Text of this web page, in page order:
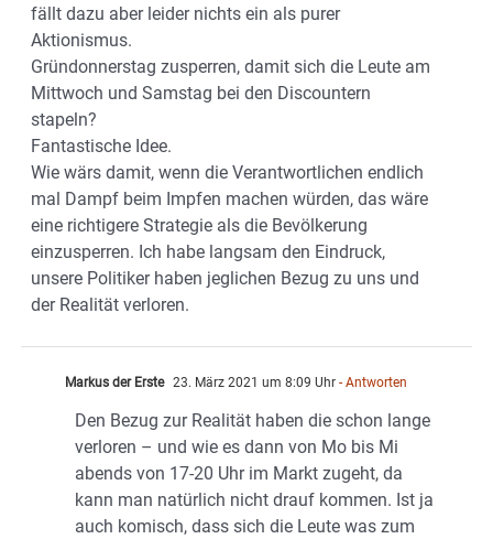
fällt dazu aber leider nichts ein als purer
Aktionismus.
Gründonnerstag zusperren, damit sich die Leute am
Mittwoch und Samstag bei den Discountern
stapeln?
Fantastische Idee.
Wie wärs damit, wenn die Verantwortlichen endlich
mal Dampf beim Impfen machen würden, das wäre
eine richtigere Strategie als die Bevölkerung
einzusperren. Ich habe langsam den Eindruck,
unsere Politiker haben jeglichen Bezug zu uns und
der Realität verloren.
Markus der Erste 23. März 2021 um 8:09 Uhr - Antworten
Den Bezug zur Realität haben die schon lange
verloren – und wie es dann von Mo bis Mi
abends von 17-20 Uhr im Markt zugeht, da
kann man natürlich nicht drauf kommen. Ist ja
auch komisch, dass sich die Leute was zum